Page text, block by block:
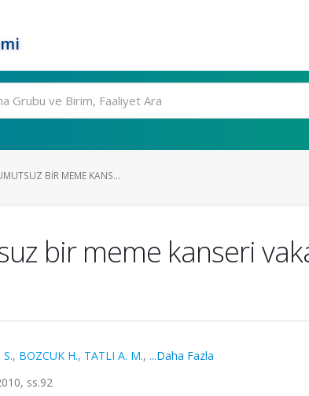
BIR MEME KANS...
bir meme kanseri
, BOZCUK H., TATLI A. M., ...Daha Fazla
ss.92